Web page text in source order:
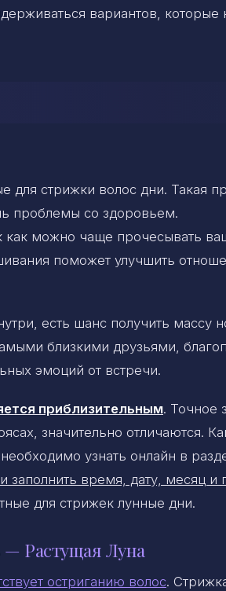
вариантов, которые
для стрижки волос дни. Такая
проблемы со здоровьем.
как можно чаще прочесывать
поможет улучшить
есть шанс получить массу
близкими друзьями,
эмоций от встречи.
приблизительным. Точное
значительно отличаются.
узнать онлайн в
заполнить время, дату, месяц и
для стрижек лунные дни.
Растущая Луна
остриганию волос.